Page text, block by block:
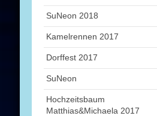
SuNeon 2018
Kamelrennen 2017
Dorffest 2017
SuNeon
Hochzeitsbaum
Matthias&Michaela 2017